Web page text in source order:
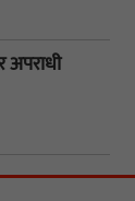
अपराधी